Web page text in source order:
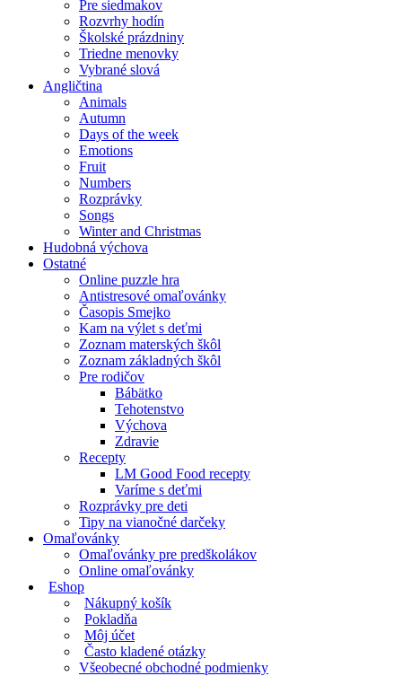
Pre siedmakov
Rozvrhy hodín
Školské prázdniny
Triedne menovky
Vybrané slová
Angličtina
Animals
Autumn
Days of the week
Emotions
Fruit
Numbers
Rozprávky
Songs
Winter and Christmas
Hudobná výchova
Ostatné
Online puzzle hra
Antistresové omaľovánky
Časopis Smejko
Kam na výlet s deťmi
Zoznam materských škôl
Zoznam základných škôl
Pre rodičov
Bábätko
Tehotenstvo
Výchova
Zdravie
Recepty
LM Good Food recepty
Varíme s deťmi
Rozprávky pre deti
Tipy na vianočné darčeky
Omaľovánky
Omaľovánky pre predškolákov
Online omaľovánky
Eshop
Nákupný košík
Pokladňa
Môj účet
Často kladené otázky
Všeobecné obchodné podmienky